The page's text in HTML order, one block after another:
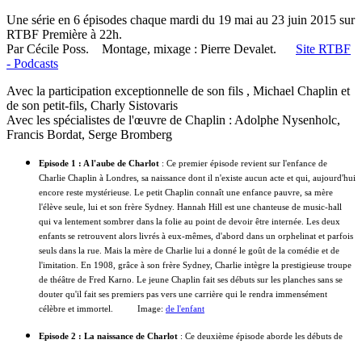
Une série en 6 épisodes chaque mardi du 19 mai au 23 juin 2015 sur
RTBF Première à 22h.
Par Cécile Poss. Montage, mixage : Pierre Devalet. Site RTBF
- Podcasts
Avec la participation exceptionnelle de son fils , Michael Chaplin et
de son petit-fils, Charly Sistovaris
Avec les spécialistes de l'œuvre de Chaplin : Adolphe Nysenholc,
Francis Bordat, Serge Bromberg
Episode 1 : A l'aube de Charlot : Ce premier épisode revient sur l'enfance de
Charlie Chaplin à Londres, sa naissance dont il n'existe aucun acte et qui, aujourd'hui
encore reste mystérieuse. Le petit Chaplin connaît une enfance pauvre, sa mère
l'élève seule, lui et son frère Sydney. Hannah Hill est une chanteuse de music-hall
qui va lentement sombrer dans la folie au point de devoir être internée. Les deux
enfants se retrouvent alors livrés à eux-mêmes, d'abord dans un orphelinat et parfois
seuls dans la rue. Mais la mère de Charlie lui a donné le goût de la comédie et de
l'imitation. En 1908, grâce à son frère Sydney, Charlie intègre la prestigieuse troupe
de théâtre de Fred Karno. Le jeune Chaplin fait ses débuts sur les planches sans se
douter qu'il fait ses premiers pas vers une carrière qui le rendra immensément
célèbre et immortel. Image: de l'enfant
Episode 2 : La naissance de Charlot : Ce deuxième épisode aborde les débuts de